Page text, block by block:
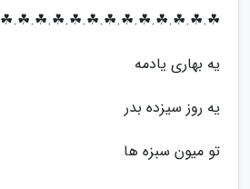
☘.☘.☘.☘.☘.☘.☘.☘.☘.☘.☘.☘.☘
یه بهاری یادمه
یه روز سیزده بدر
تو میون سبزه ها